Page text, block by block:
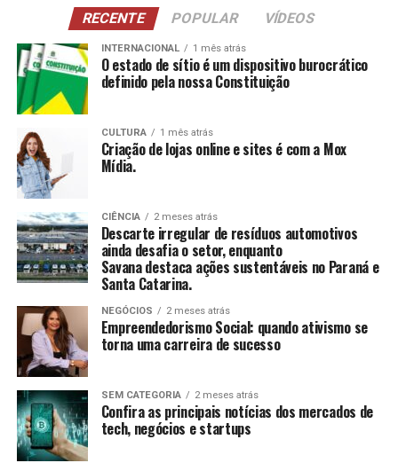
NCI: Atividades para pessoas com 60 anos ou
mais, estimulando a construção e reconstrução de
suas histórias e vivências.
CCAS
: Ambiente de convivência para crianças e
adolescentes, abrangendo desde jogos até cultura
SAICA: Trabalho de cuidado, orientação e proteção
integral a crianças e adolescentes em situação de
CEIS
: Garantia de um ambiente seguro e desafiador
para o desenvolvimento infantil.
Conclusão
O empreendedorismo social, impulsionado por líderes
como Tatiana Souza, demonstra que ativismo pode, sim,
ser uma carreira de sucesso. As mulheres no comando
dessas organizações não apenas promovem mudanças
significativas em suas comunidades, mas também
inspiram futuras gerações a seguir seus passos,
mostrando que é possível transformar a sociedade
RECENTE POPULAR VÍDEOS
INTERNACIONAL 1 mês atrás
O estado de sítio é um dispositivo burocrático
definido pela nossa Constituição
CULTURA 1 mês atrás
Criação de lojas online e sites é com a Mox
Mídia.
CIÊNCIA 2 meses atrás
Descarte irregular de resíduos automotivos
ainda desafia o setor, enquanto
Savana destaca ações sustentáveis no Paraná e
Santa Catarina.
NEGÓCIOS 2 meses atrás
Empreendedorismo Social: quando ativismo se
torna uma carreira de sucesso
SEM CATEGORIA 2 meses atrás
Confira as principais notícias dos mercados de
tech, negócios e startups